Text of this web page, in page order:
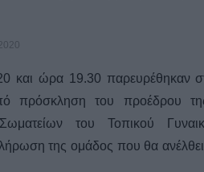
και ώρα 19.30 παρευρέθηκαν
πρόσκληση του προέδρου
του Τοπικού
της ομάδος που θα